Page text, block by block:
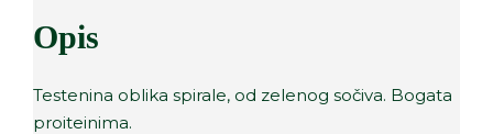
Opis
Testenina oblika spirale, od zelenog sočiva. Bogata
proiteinima.